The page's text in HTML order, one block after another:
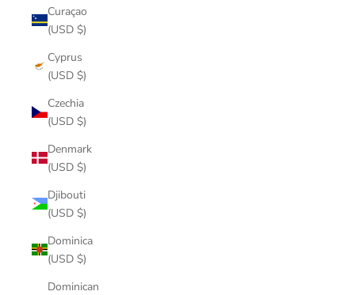
Curaçao
(USD $)
Cyprus
(USD $)
Czechia
(USD $)
Denmark
(USD $)
Djibouti
(USD $)
Dominica
(USD $)
Dominican